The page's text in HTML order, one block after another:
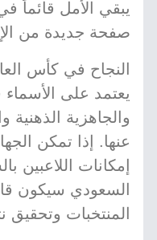
يبقي الأمل قائماً
صفحة جديدة من
النجاح في كأس
يعتمد على
والجاهزية الذهنية
عنها. إذا تمكن
إمكانات اللاعبين
السعودي سيكون
المنتخبات وتحقيق